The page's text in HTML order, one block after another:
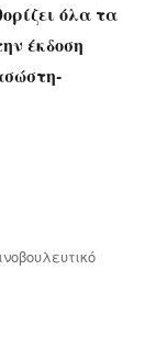
όλα τα
έκδοση